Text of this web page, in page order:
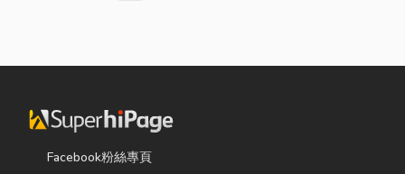
Facebook粉絲專頁